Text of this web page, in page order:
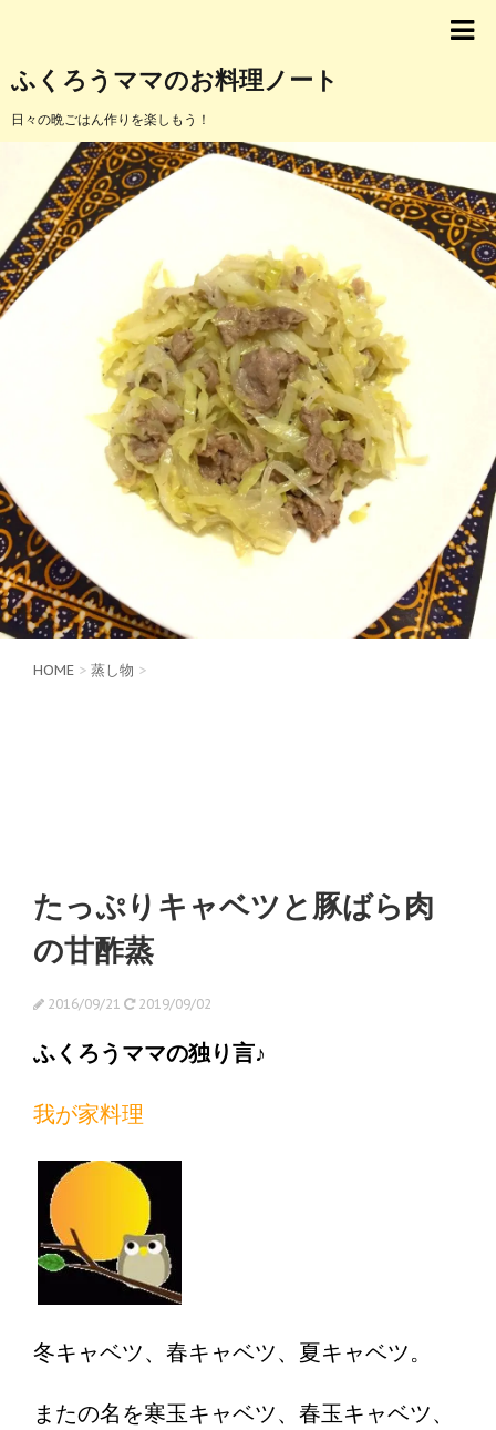
ふくろうママのお料理ノート
日々の晩ごはん作りを楽しもう！
HOME > 蒸し物 >
たっぷりキャベツと豚ばら肉
の甘酢蒸
2016/09/21 2019/09/02
ふくろうママの独り言♪
我が家料理
冬キャベツ、春キャベツ、夏キャベツ。
またの名を寒玉キャベツ、春玉キャベツ、